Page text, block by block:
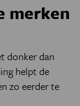
merken
donker dan
helpt de
zo eerder te